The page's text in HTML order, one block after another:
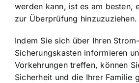
werden kann, ist es am besten,
zur Überprüfung hinzuzuziehen.
Indem Sie sich über Ihren Strom-
Sicherungskasten informieren
Vorkehrungen treffen, können
Sicherheit und die Ihrer Familie